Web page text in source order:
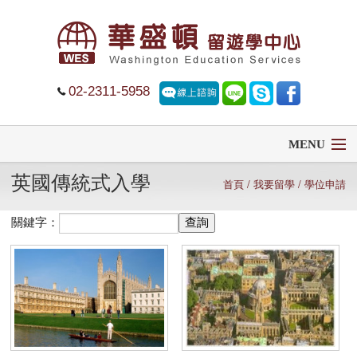
02-2311-5958
MENU
首頁
留學
菁英中學
大學排名
英國傳統式入學 首頁/ 我要留學/ 學位申請
關鍵字：